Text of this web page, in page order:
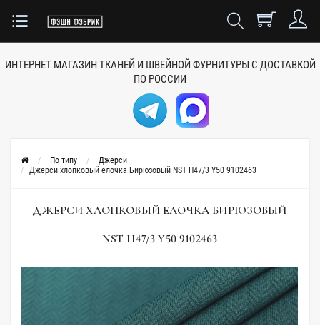
ИНТЕРНЕТ МАГАЗИН ТКАНЕЙ И ШВЕЙНОЙ ФУРНИТУРЫ С ДОСТАВКОЙ
ПО РОССИИ
По типу
Джерси
Джерси хлопковый елочка Бирюзовый NST H47/3 Y50 9102463
ДЖЕРСИ ХЛОПКОВЫЙ ЕЛОЧКА БИРЮЗОВЫЙ
NST H47/3 Y50 9102463